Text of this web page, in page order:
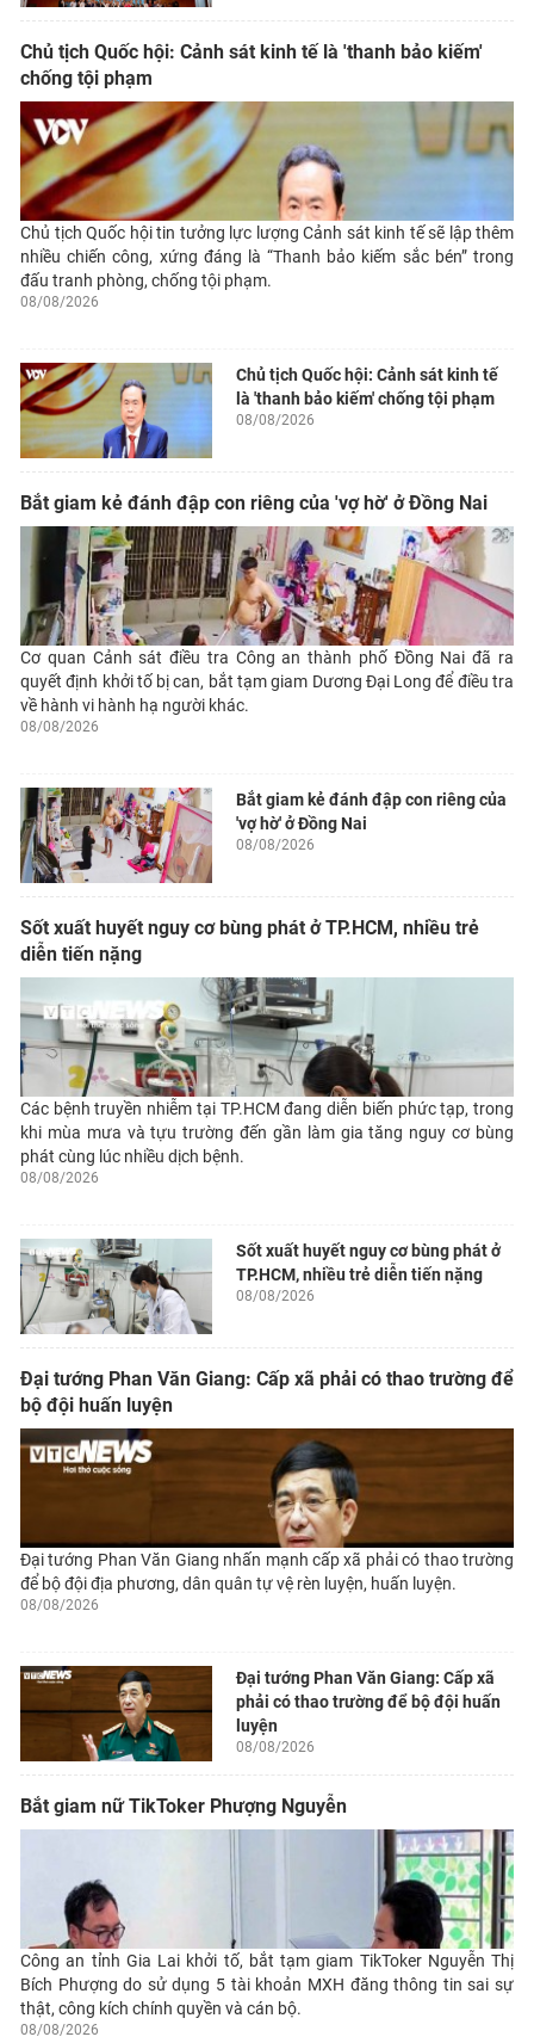
Chủ tịch Quốc hội: Cảnh sát kinh tế là 'thanh bảo kiếm'
chống tội phạm
Chủ tịch Quốc hội tin tưởng lực lượng Cảnh sát kinh tế sẽ lập thêm
nhiều chiến công, xứng đáng là “Thanh bảo kiếm sắc bén” trong
đấu tranh phòng, chống tội phạm.
08/08/2026
Chủ tịch Quốc hội: Cảnh sát kinh tế
là 'thanh bảo kiếm' chống tội phạm
08/08/2026
Bắt giam kẻ đánh đập con riêng của 'vợ hờ' ở Đồng Nai
Cơ quan Cảnh sát điều tra Công an thành phố Đồng Nai đã ra
quyết định khởi tố bị can, bắt tạm giam Dương Đại Long để điều tra
về hành vi hành hạ người khác.
08/08/2026
Bắt giam kẻ đánh đập con riêng của
'vợ hờ' ở Đồng Nai
08/08/2026
Sốt xuất huyết nguy cơ bùng phát ở TP.HCM, nhiều trẻ
diễn tiến nặng
Các bệnh truyền nhiễm tại TP.HCM đang diễn biến phức tạp, trong
khi mùa mưa và tựu trường đến gần làm gia tăng nguy cơ bùng
phát cùng lúc nhiều dịch bệnh.
08/08/2026
Sốt xuất huyết nguy cơ bùng phát ở
TP.HCM, nhiều trẻ diễn tiến nặng
08/08/2026
Đại tướng Phan Văn Giang: Cấp xã phải có thao trường để
bộ đội huấn luyện
Đại tướng Phan Văn Giang nhấn mạnh cấp xã phải có thao trường
để bộ đội địa phương, dân quân tự vệ rèn luyện, huấn luyện.
08/08/2026
Đại tướng Phan Văn Giang: Cấp xã
phải có thao trường để bộ đội huấn
luyện
08/08/2026
Bắt giam nữ TikToker Phượng Nguyễn
Công an tỉnh Gia Lai khởi tố, bắt tạm giam TikToker Nguyễn Thị
Bích Phượng do sử dụng 5 tài khoản MXH đăng thông tin sai sự
thật, công kích chính quyền và cán bộ.
08/08/2026